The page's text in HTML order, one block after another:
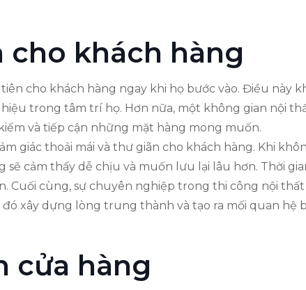
cho khách hàng
cho khách hàng ngay khi họ bước vào. Điều này
trong tâm trí họ. Hơn nữa, một không gian nội
và tiếp cận những mặt hàng mong muốn.
giác thoải mái và thư giãn cho khách hàng. Khi
cảm thấy dễ chịu và muốn lưu lại lâu hơn. Thời
Cuối cùng, sự chuyên nghiệp trong thi công nội
xây dựng lòng trung thành và tạo ra mối quan hệ
cửa hàng